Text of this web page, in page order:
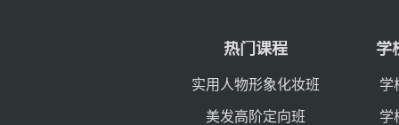
热门课程
实用人物形象化妆班
美发高阶定向班
学
学
学